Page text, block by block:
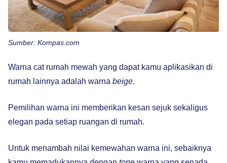
Sumber: Kompas.com
Warna cat rumah mewah yang dapat kamu aplikasikan di
rumah lainnya adalah warna beige.
Pemilihan warna ini memberikan kesan sejuk sekaligus
elegan pada setiap ruangan di rumah.
Untuk menambah nilai kemewahan warna ini, sebaiknya